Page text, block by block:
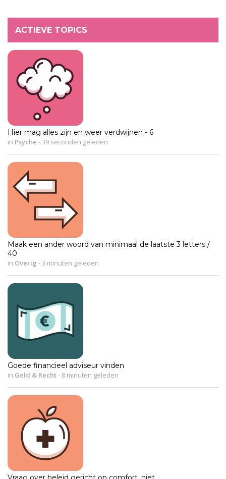
ACTIEVE TOPICS
Hier mag alles zijn en weer verdwijnen - 6
in Psyche - 39 seconden geleden
Maak een ander woord van minimaal de laatste 3 letters /
40
in Overig - 3 minuten geleden
Goede financieel adviseur vinden
in Geld & Recht- 8 minuten geleden